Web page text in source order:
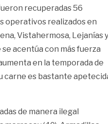
recuperadas 56
operativos realizados en
Vistahermosa, Lejanías y
acentúa con más fuerza
en la temporada de
carne es bastante
de manera ilegal